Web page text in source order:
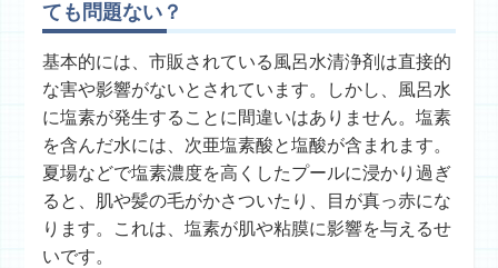
ても問題ない？
基本的には、市販されている風呂水清浄剤は直接的
な害や影響がないとされています。しかし、風呂水
に塩素が発生することに間違いはありません。塩素
を含んだ水には、次亜塩素酸と塩酸が含まれます。
夏場などで塩素濃度を高くしたプールに浸かり過ぎ
ると、肌や髪の毛がかさついたり、目が真っ赤にな
ります。これは、塩素が肌や粘膜に影響を与えるせ
いです。